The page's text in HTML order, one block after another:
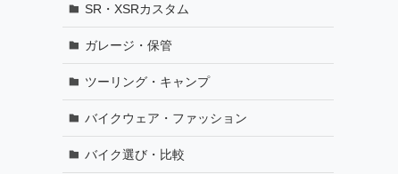
SR・XSRカスタム
ガレージ・保管
ツーリング・キャンプ
バイクウェア・ファッション
バイク選び・比較